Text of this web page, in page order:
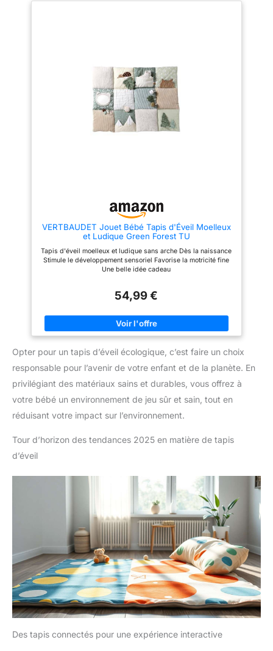
PLIABLE
LAVABLE & RÉVERSIBLE Tapis
sol bebe double face, facile à
transporter en exterieur grace à
ÉDUCATIF &
LUDIQUE Tapis d'eveil bébé
Montessori qui stimule la
votre tout-petit un espace
douillet et confortable pour
s'amuser. Conçu avec des
matériaux sûrs et de qualité, ce
tapis d'eveil épais et moelleux
offre une surface douce et
apaisante, douce pour la peau
effet, et le livre à froisser avec
toucher et l'exploration visuelle.
Le miroir feuille encourage la
ergonomique soutient le temps
sur le ventre, renforçant la
motricité. Les jouets s'attachent
déplacement Montage facile &
design portable: Ce tapis de jeu
peut être plié et rangé
démontant en une minute. Un
salle de jeux, et assez portable
pour être emporté partout pour
jouer Cadeau idéal pour une
baby shower: Ce gym à thème
aux filles de 0-3, 0-6, 6-12
pour les baby showers,
occasions spéciales
VERTBAUDET Jouet Bébé Tapis d'Éveil Moelleux
et Ludique Green Forest TU
Tapis d'éveil moelleux et ludique sans arche Dès la naissance
Stimule le développement sensoriel Favorise la motricité fine
Une belle idée cadeau
54,99 €
Opter pour un tapis d’éveil écologique, c’est faire un choix
responsable pour l’avenir de votre enfant et de la planète. En
privilégiant des matériaux sains et durables, vous offrez à
votre bébé un environnement de jeu sûr et sain, tout en
réduisant votre impact sur l’environnement.
Tour d’horizon des tendances 2025 en matière de tapis
d’éveil
Des tapis connectés pour une expérience interactive